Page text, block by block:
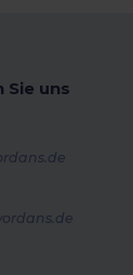
uns